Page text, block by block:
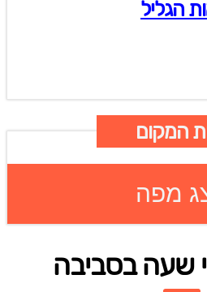
הגליל
המקום
מפה
שעה בסביבה